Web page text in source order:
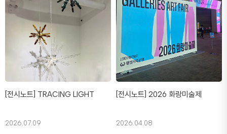
[전시노트] TRACING LIGHT
2026.07.09
[전시노트] 2026 화랑미술제
2026.04.08